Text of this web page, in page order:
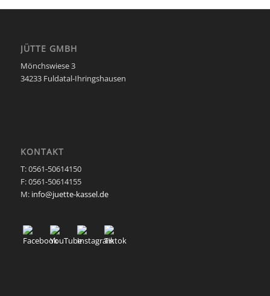
ausgefüllt
JÜTTE GMBH
Mönchswiese 3
34233 Fuldatal-Ihringshausen
KONTAKT
T: 0561-50614150
F: 0561-50614155
M: info@juette-kassel.de